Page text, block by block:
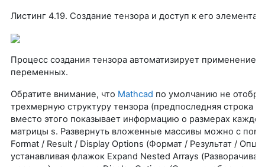
Листинг 4.19. Создание тензора и доступ к его элементам
Процесс создания тензора автоматизирует применение
переменных.
Обратите внимание, что Mathcad по умолчанию не
трехмерную структуру тензора (предпоследняя строка
вместо этого показывает информацию о размерах
матрицы s. Развернуть вложенные массивы можно с
Format / Result / Display Options (Формат / Результат /
устанавливая флажок Expand Nested Arrays